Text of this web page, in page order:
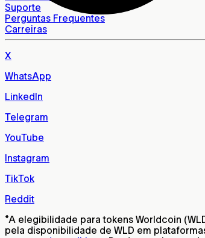
Suporte
Perguntas Frequentes
Carreiras
X
WhatsApp
LinkedIn
Telegram
YouTube
Instagram
TikTok
Reddit
*A elegibilidade para tokens Worldcoin
pela disponibilidade de WLD em